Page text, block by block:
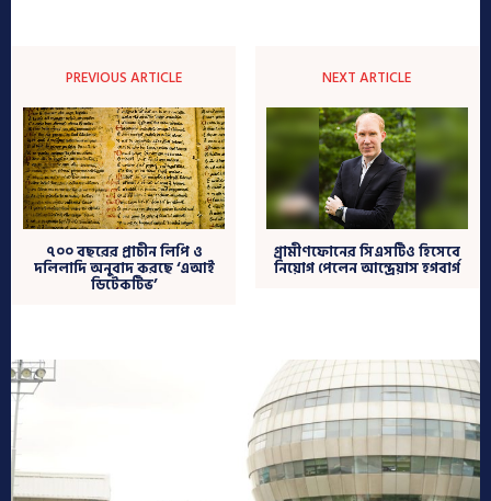
PREVIOUS ARTICLE
৭০০ বছরের প্রাচীন লিপি ও
দলিলাদি অনুবাদ করছে ‘এআই
ডিটেকটিভ’
NEXT ARTICLE
গ্রামীণফোনের সিএসটিও হিসেবে
নিয়োগ পেলেন আন্দ্রেয়াস হগবার্গ